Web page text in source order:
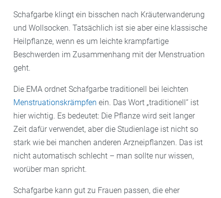
Schafgarbe klingt ein bisschen nach Kräuterwanderung
und Wollsocken. Tatsächlich ist sie aber eine klassische
Heilpflanze, wenn es um leichte krampfartige
Beschwerden im Zusammenhang mit der Menstruation
geht.
Die EMA ordnet Schafgarbe traditionell bei leichten
Menstruationskrämpfen ein. Das Wort „traditionell“ ist
hier wichtig. Es bedeutet: Die Pflanze wird seit langer
Zeit dafür verwendet, aber die Studienlage ist nicht so
stark wie bei manchen anderen Arzneipflanzen. Das ist
nicht automatisch schlecht – man sollte nur wissen,
worüber man spricht.
Schafgarbe kann gut zu Frauen passen, die eher